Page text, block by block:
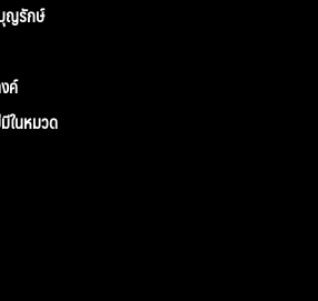
ญรักษ์
ค์
ในหมวด